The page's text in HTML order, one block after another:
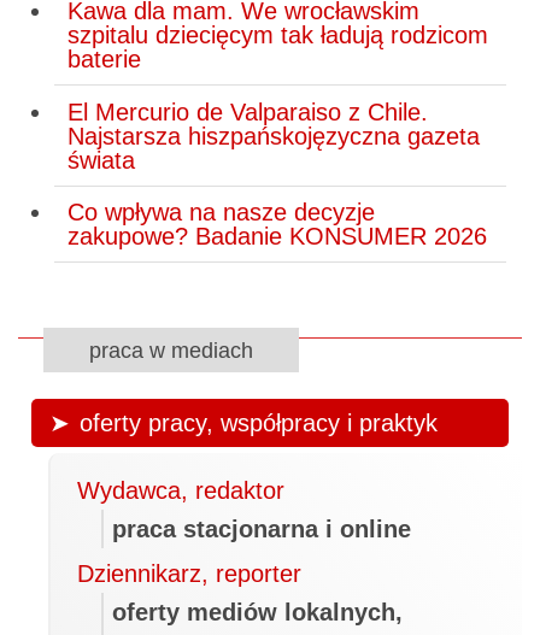
Kawa dla mam. We wrocławskim
szpitalu dziecięcym tak ładują rodzicom
baterie
El Mercurio de Valparaiso z Chile.
Najstarsza hiszpańskojęzyczna gazeta
świata
Co wpływa na nasze decyzje
zakupowe? Badanie KONSUMER 2026
praca w mediach
oferty pracy, współpracy i praktyk
Wydawca, redaktor
praca stacjonarna i online
Dziennikarz, reporter
oferty mediów lokalnych,